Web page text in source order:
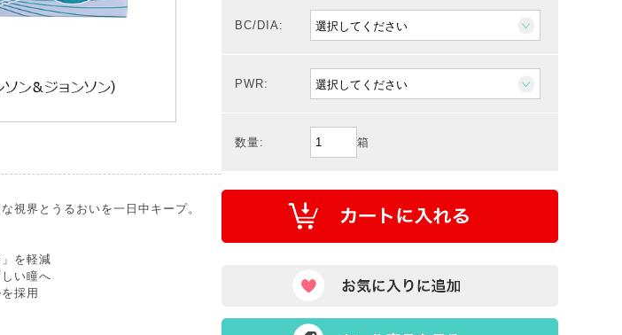
視界とうるおいを一日中キープ。
を軽減
い瞳へ
採用
BC/DIA:
PWR:
数量: 箱